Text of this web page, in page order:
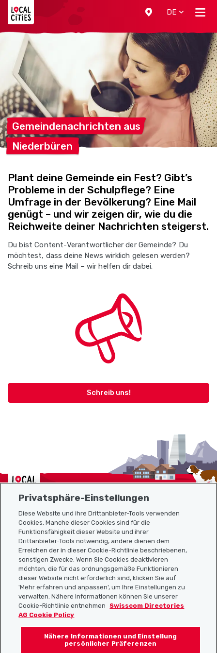
DE
Gemeindenachrichten aus
Niederbüren
Plant deine Gemeinde ein Fest? Gibt’s
Probleme in der Schulpflege? Eine
Umfrage in der Bevölkerung? Eine Mail
genügt – und wir zeigen dir, wie du die
Reichweite deiner Nachrichten steigerst.
Du bist Content-Verantwortlicher der Gemeinde? Du
möchtest, dass deine News wirklich gelesen werden?
Schreib uns eine Mail – wir helfen dir dabei.
Schreib uns!
Localcities
Sitemap
Nützliche Links
Localcities App herunterladen
Folgt uns auf:
Privatsphäre-Einstellungen
Diese Website und ihre Drittanbieter-Tools verwenden
Cookies. Manche dieser Cookies sind für die
Funktionsfähigkeit dieser Website und ihrer
Drittanbieter-Tools notwendig, andere dienen dem
Erreichen der in dieser Cookie-Richtlinie beschriebenen,
sonstigen Zwecke. Wenn Sie Cookies deaktivieren
möchten, die für das ordnungsgemäße Funktionieren
dieser Website nicht erforderlich sind, klicken Sie auf
'Mehr erfahren und anpassen', um Ihre Einstellungen zu
verwalten. Nähere Informationen können Sie unserer
Cookie-Richtlinie entnehmen
Swisscom Directories
AG Cookie Policy
Nähere Informationen und Einstellung
persönlicher Präferenzen